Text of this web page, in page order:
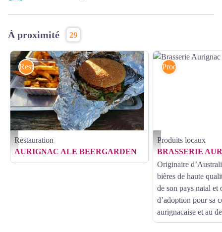
À proximité 29
beergarden - foodtruck - Gérard Qadir
Restauration
Restauration
AURIGNAC ALE BEERGARDEN
Brasserie Aurignac Ale -
Produits locaux
Produits locaux
BRASSERIE
Originaire
bières de haute
de son pays natal et
d’adoption pour sa
aurignacaise et au